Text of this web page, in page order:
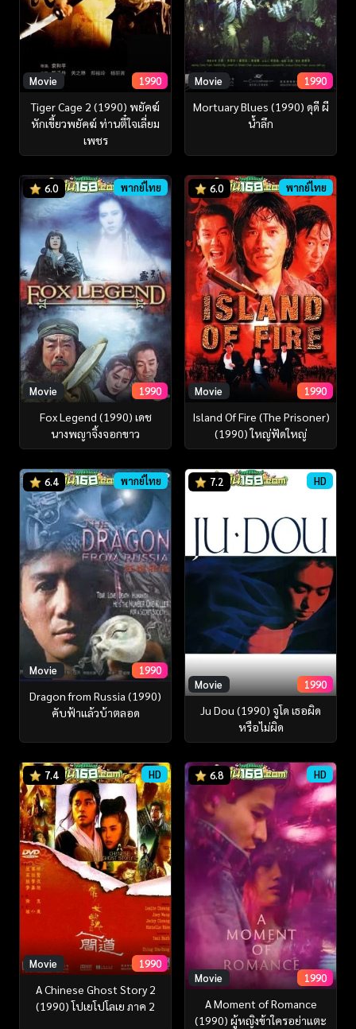
Movie 1990
Tiger Cage 2 (1990) พยัคฆ์
หักเขี้ยวพยัคฆ์ ท่านตี๋ใจเลี่ยม
เพชร
Movie 1990
Mortuary Blues (1990) ดุดี ผี
น้ำลึก
6.0 พากย์ไทย
Movie 1990
Fox Legend (1990) เดช
นางพญาจิ้งจอกขาว
6.0 พากย์ไทย
Movie 1990
Island Of Fire (The Prisoner)
(1990) ใหญ่ฟัดใหญ่
6.4 พากย์ไทย
Movie 1990
Dragon from Russia (1990)
คับฟ้าแล้วบ้าตลอด
7.2 HD
Movie 1990
Ju Dou (1990) จูโด เธอผิด
หรือไม่ผิด
7.4 HD
Movie 1990
A Chinese Ghost Story 2
(1990) โปเยโปโลเย ภาค 2
6.8 HD
Movie 1990
A Moment of Romance
(1990) ผู้หญิงข้าใครอย่าแตะ